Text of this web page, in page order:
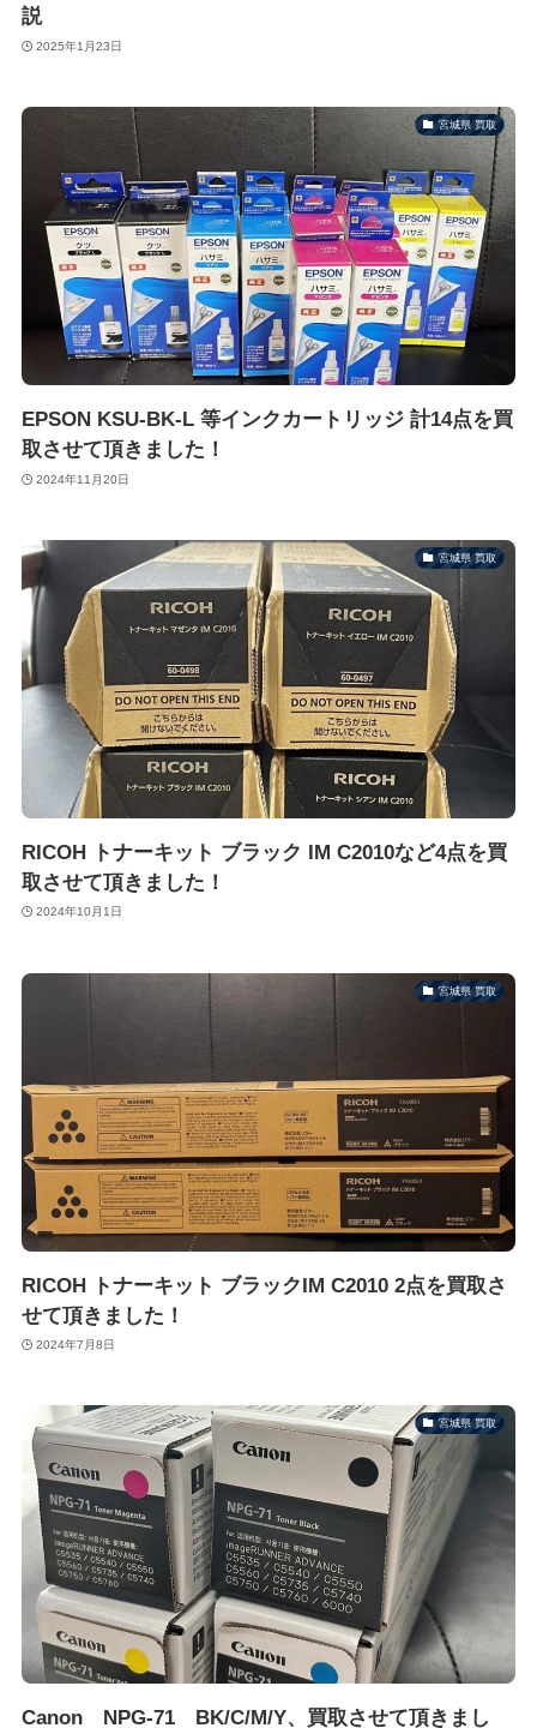
説
2025年1月23日
宮城県 買取
EPSON KSU-BK-L 等インクカートリッジ 計14点を買
取させて頂きました！
2024年11月20日
宮城県 買取
RICOH トナーキット ブラック IM C2010など4点を買
取させて頂きました！
2024年10月1日
宮城県 買取
RICOH トナーキット ブラックIM C2010 2点を買取さ
せて頂きました！
2024年7月8日
宮城県 買取
Canon NPG-71 BK/C/M/Y、買取させて頂きまし